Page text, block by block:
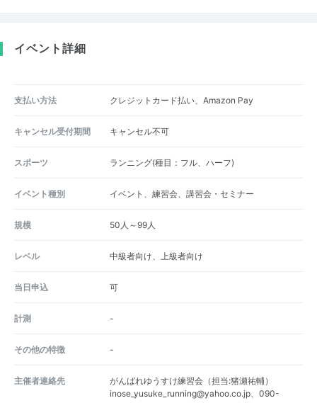
イベント詳細
支払い方法 クレジットカード払い、Amazon Pay
キャンセル受付期間 キャンセル不可
スポーツ ランニング(種目：フル、ハーフ)
イベント種別 イベント、練習会、講習会・セミナー
規模 50人～99人
レベル 中級者向け、上級者向け
当日申込 可
計測 -
その他の特徴 -
主催者連絡先
がんばれゆうすけ練習会（担当:猪瀬祐輔）
inose_yusuke_running@yahoo.co.jp、090-